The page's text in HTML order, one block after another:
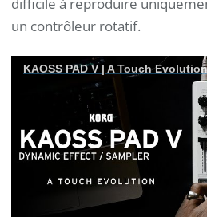
difficile à reproduire
un contrôleur rotatif.
KAOSS PAD V | A Touch Evolution